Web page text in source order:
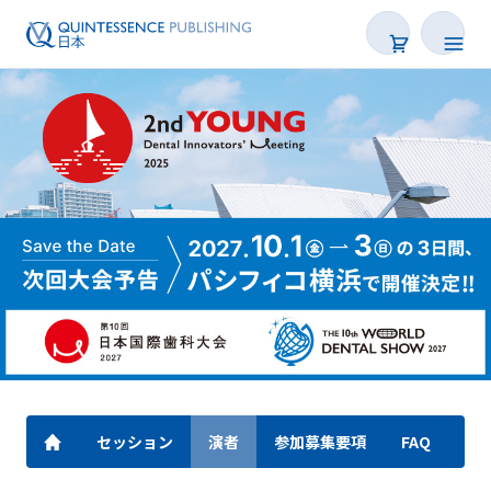
セッション 演者 参加募集要項 FAQ